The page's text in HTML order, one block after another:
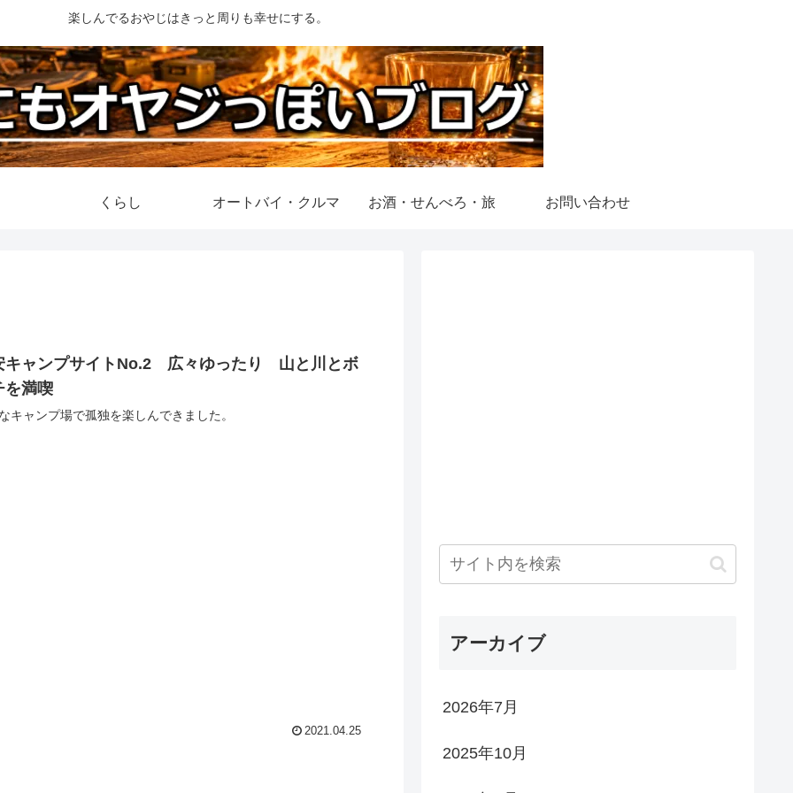
楽しんでるおやじはきっと周りも幸せにする。
くらし オートバイ・クルマ お酒・せんべろ・旅 お問い合わせ
キャンプサイトNo.2 広々ゆったり 山と川とボ
を満喫
キャンプ場で孤独を楽しんできました。
2021.04.25
アーカイブ
2026年7月
2025年10月